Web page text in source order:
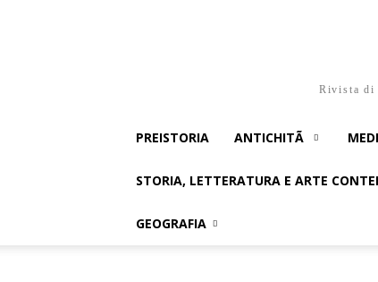
Rivista di
PREISTORIA ANTICHITÃ
STORIA, LETTERATURA E ARTE
GEOGRAFIA